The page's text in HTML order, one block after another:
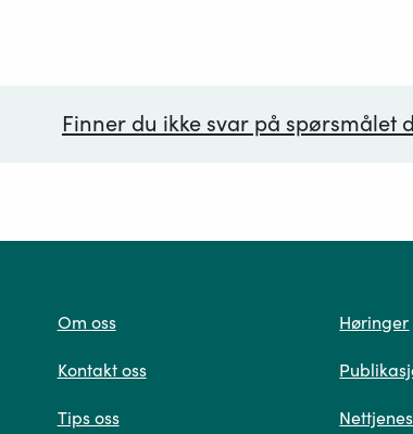
Finner du ikke svar på spørsmålet
Spør oss
Om oss
Kontakt oss
Tips oss
Høringer